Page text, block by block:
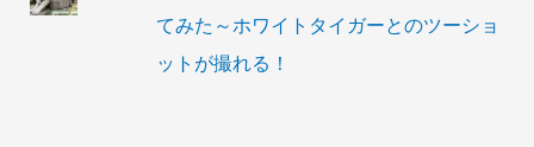
てみた～ホワイトタイガーとのツーショ
ットが撮れる！